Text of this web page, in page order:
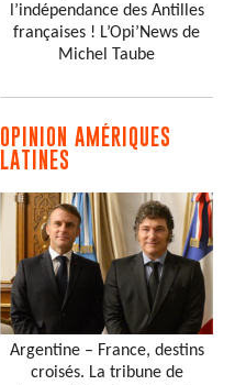
l’indépendance des Antilles
françaises ! L’Opi’News de
Michel Taube
OPINION AMÉRIQUES
LATINES
Argentine – France, destins
croisés. La tribune de